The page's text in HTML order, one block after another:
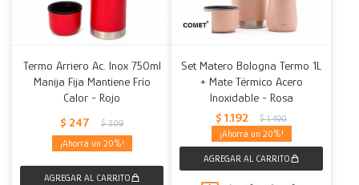
Termo Arriero Ac. Inox 750ml
Manija Fija Mantiene Frío
Calor - Rojo
$ 247 $ 309
20
Set Matero Bologna Termo 1L
+ Mate Térmico Acero
Inoxidable - Rosa
$ 1.192 $ 1.490
20